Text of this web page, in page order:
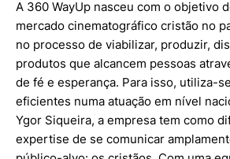
A 360 WayUp nasceu com o objetivo
mercado cinematográfico cristão no
no processo de viabilizar, produzir,
produtos que alcancem pessoas
de fé e esperança. Para isso, utiliza-
eficientes numa atuação em nível
Ygor Siqueira, a empresa tem como
expertise de se comunicar